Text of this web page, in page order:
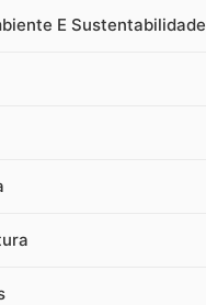
E Sustentabilidade